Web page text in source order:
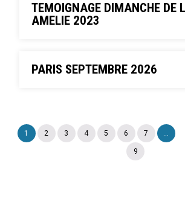
TEMOIGNAGE DIMANCHE DE
AMELIE 2023
PARIS SEPTEMBRE 2026
1 2 3 4 5 6 7 ...
9